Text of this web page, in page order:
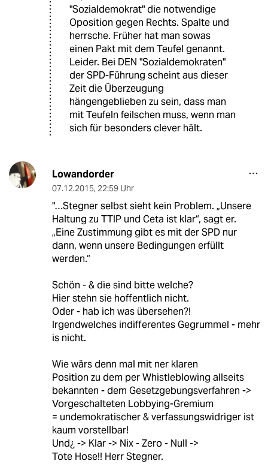
"Sozialdemokrat" die notwendige
Oposition gegen Rechts. Spalte und
herrsche. Früher hat man sowas
einen Pakt mit dem Teufel genannt.
Leider. Bei DEN "Sozialdemokraten"
der SPD-Führung scheint aus dieser
Zeit die Überzeugung
hängengeblieben zu sein, dass man
mit Teufeln feilschen muss, wenn man
sich für besonders clever hält.
Lowandorder
07.12.2015, 22:59 Uhr
"…Stegner selbst sieht kein Problem. „Unsere
Haltung zu TTIP und Ceta ist klar“, sagt er.
„Eine Zustimmung gibt es mit der SPD nur
dann, wenn unsere Bedingungen erfüllt
werden.“
Schön - & die sind bitte welche?
Hier stehn sie hoffentlich nicht.
Oder - hab ich was übersehen?!
Irgendwelches indifferentes Gegrummel - mehr
is nicht.
Wie wärs denn mal mit ner klaren
Position zu dem per Whistleblowing allseits
bekannten - dem Gesetzgebungsverfahren ->
Vorgeschalteten Lobbying-Gremium
= undemokratischer & verfassungswidriger ist
kaum vorstellbar!
Und¿ -> Klar -> Nix - Zero - Null ->
Tote Hose!! Herr Stegner.